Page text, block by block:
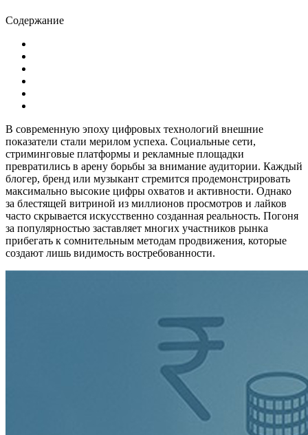
Содержание
В современную эпоху цифровых технологий внешние
показатели стали мерилом успеха. Социальные сети,
стриминговые платформы и рекламные площадки
превратились в арену борьбы за внимание аудитории. Каждый
блогер, бренд или музыкант стремится продемонстрировать
максимально высокие цифры охватов и активности. Однако
за блестящей витриной из миллионов просмотров и лайков
часто скрывается искусственно созданная реальность. Погоня
за популярностью заставляет многих участников рынка
прибегать к сомнительным методам продвижения, которые
создают лишь видимость востребованности.